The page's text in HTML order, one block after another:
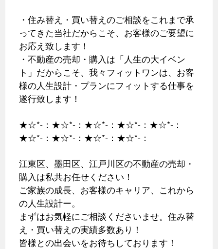
・住み替え・買い替えのご相談をこれまで承
ってきた当社だからこそ、お客様のご要望に
お応え致します！
・不動産の売却・購入は「人生の大イベン
ト」だからこそ、我々フィットワンは、お客
様の人生設計・プランにフィットする仕事を
遂行致します！
★☆*-：★☆*-：★☆*-：★☆*-：★☆*-：
★☆*-：★☆*-：★☆*-：★☆*-：
江東区、墨田区、江戸川区の不動産の売却・
購入は私共お任せください！
ご家族の成長、お客様のキャリア、これから
の人生設計ー。
まずはお気軽にご相談くださいませ。住み替
え・買い替えの実績多数あり！
皆様との出会いをお待ちしております！